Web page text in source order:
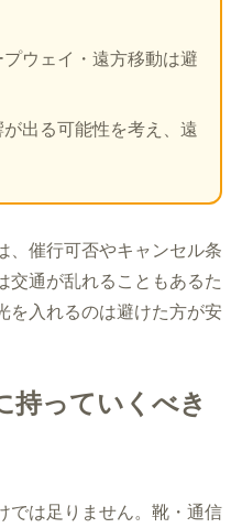
ウェイ・遠方移動は避
出る可能性を考え、遠
、催行可否やキャンセル条
交通が乱れることもあるた
を入れるのは避けた方が安
持っていくべき
では足りません。靴・通信